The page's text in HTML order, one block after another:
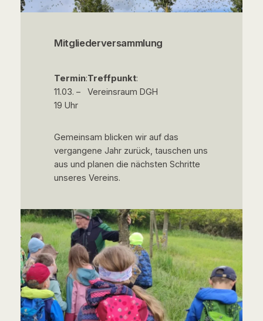
Mitgliederversammlung
Termin:
11.03. –
19 Uhr
Treffpunkt:
Vereinsraum DGH
Gemeinsam blicken wir auf das
vergangene Jahr zurück, tauschen uns
aus und planen die nächsten Schritte
unseres Vereins.